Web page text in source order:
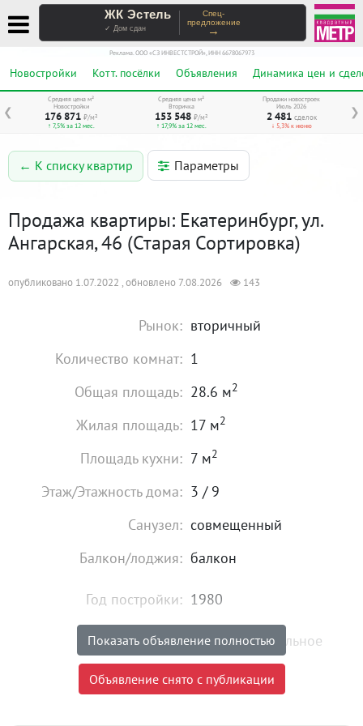
ЖК Эстель
✓ Дом сдан
Спец-
предложение
→
Реклама. ООО «СЗ ИНВЕСТСТРОЙ», ИНН 6678067973
Новостройки Котт. посёлки Объявления Динамика цен и
❮ ❯
Средняя цена м²
Новостройки
176 871 ₽/м²
↑ 7,5% за 12 мес.
Средняя цена м²
Вторичка
153 548 ₽/м²
↑ 17,9% за 12 мес.
Продажи новостроек
Июль 2026
2 481 сделок
↓ 5,3% к июню
← К списку квартир Параметры
Продажа квартиры: Екатеринбург, ул.
Ангарская, 46 (Старая Сортировка)
опубликовано 1.07.2022 , обновлено 7.08.2026 143
Рынок: вторичный
Количество комнат: 1
Общая площадь: 28.6 м2
Жилая площадь: 17 м2
Площадь кухни: 7 м2
Этаж/Этажность дома: 3 / 9
Санузел: совмещенный
Балкон/лоджия: балкон
Год постройки: 1980
Состояние: удовлетворительное
Мебель: есть
Показать объявление полностью
Объявление снято с публикации